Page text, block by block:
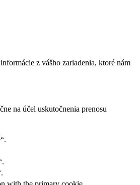
z vášho zariadenia, ktoré nám
na účel uskutočnenia prenosu